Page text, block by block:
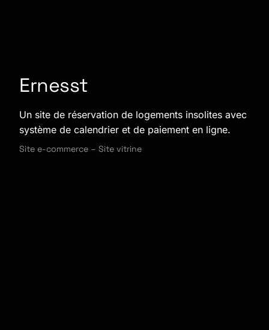
Ernesst
Un site de réservation de logements insolites avec
système de calendrier et de paiement en ligne.
Site e-commerce – Site vitrine